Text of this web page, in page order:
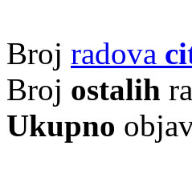
Broj radova
Broj ostalih
Ukupno